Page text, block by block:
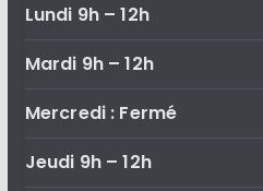
Lundi 9h – 12h
Mardi 9h – 12h
Mercredi : Fermé
Jeudi 9h – 12h